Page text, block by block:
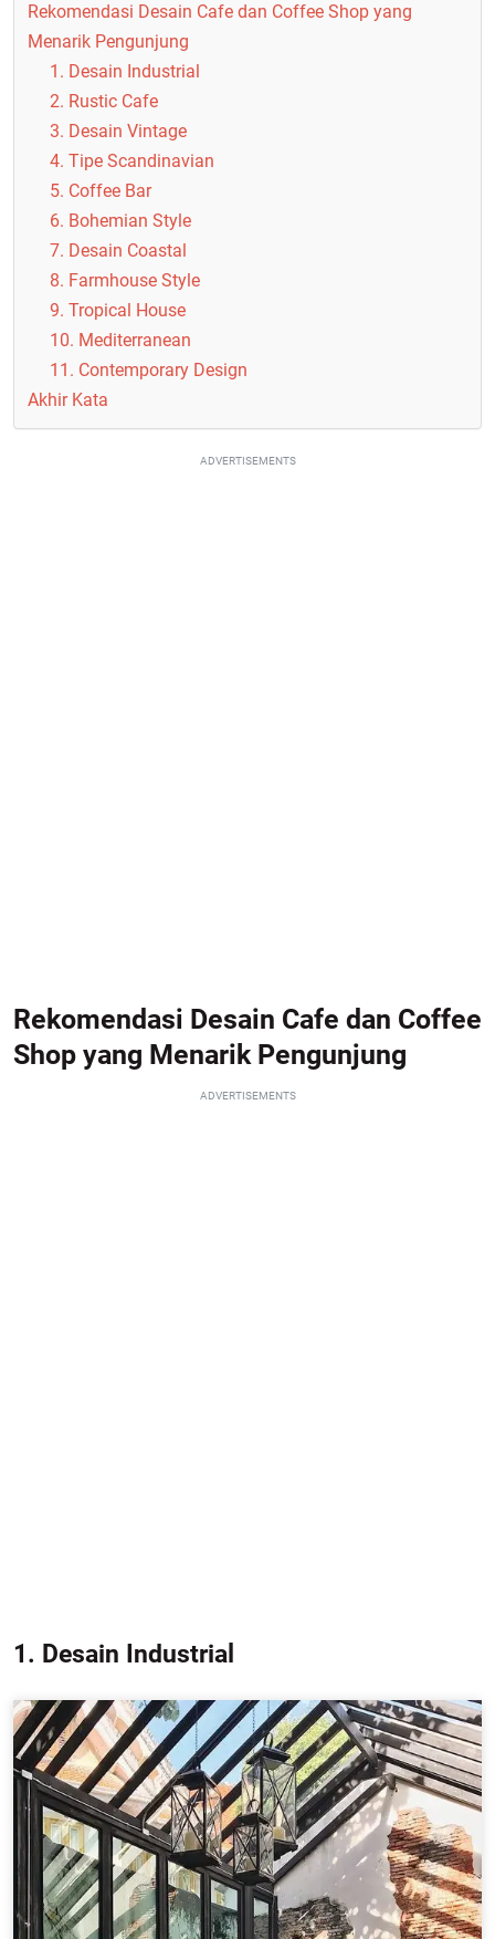
Rekomendasi Desain Cafe dan Coffee Shop yang
Menarik Pengunjung
1. Desain Industrial
2. Rustic Cafe
3. Desain Vintage
4. Tipe Scandinavian
5. Coffee Bar
6. Bohemian Style
7. Desain Coastal
8. Farmhouse Style
9. Tropical House
10. Mediterranean
11. Contemporary Design
Akhir Kata
ADVERTISEMENTS
Rekomendasi Desain Cafe dan Coffee
Shop yang Menarik Pengunjung
ADVERTISEMENTS
1. Desain Industrial